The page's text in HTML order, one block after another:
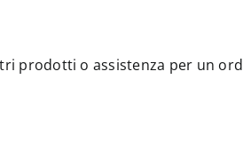
prodotti o assistenza per un